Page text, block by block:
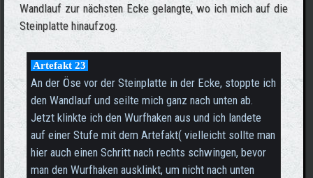
Wandlauf zur nächsten Ecke gelangte, wo ich mich auf die
Steinplatte hinaufzog.
Artefakt 23
An der Öse vor der Steinplatte in der Ecke, stoppte ich
den Wandlauf und seilte mich ganz nach unten ab.
Jetzt klinkte ich den Wurfhaken aus und ich landete
auf einer Stufe mit dem Artefakt( vielleicht sollte man
hier auch einen Schritt nach rechts schwingen, bevor
man den Wurfhaken ausklinkt, um nicht nach unten